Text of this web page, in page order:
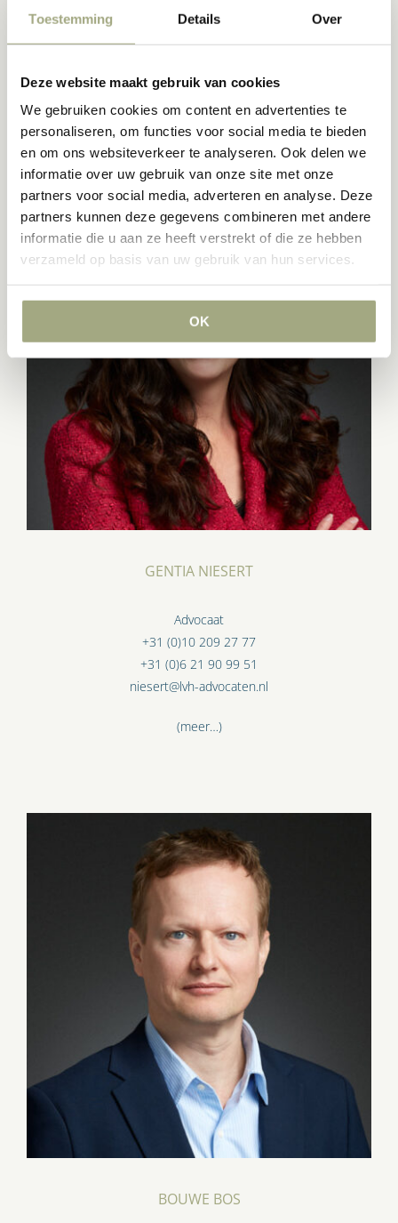
Toestemming Details Over
Deze website maakt gebruik van cookies
We gebruiken cookies om content en advertenties te
personaliseren, om functies voor social media te bieden
en om ons websiteverkeer te analyseren. Ook delen we
informatie over uw gebruik van onze site met onze
partners voor social media, adverteren en analyse. Deze
partners kunnen deze gegevens combineren met andere
informatie die u aan ze heeft verstrekt of die ze hebben
verzameld op basis van uw gebruik van hun services.
OK
Advocaat
verheijden@lvh-advocaten.nl
GENTIA NIESERT
Advocaat
+31 (0)10 209 27 77
+31 (0)6 21 90 99 51
niesert@lvh-advocaten.nl
(meer…)
BOUWE BOS